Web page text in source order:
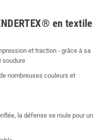
en textile
et traction - grâce à sa
soudure
nombreuses couleurs et
la défense se roule pour un